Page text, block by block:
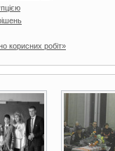
корисних робіт»